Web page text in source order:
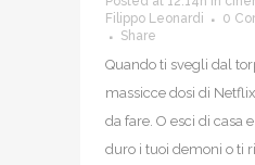
Filippo Leonardi
0
Share
Quando ti svegli dal
massicce dosi di
da fare. O esci di casa
duro i tuoi demoni o ti